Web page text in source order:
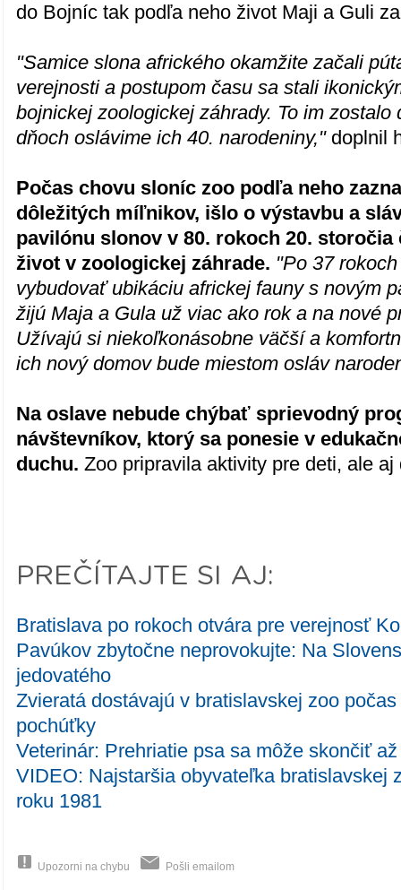
do Bojníc tak podľa neho život Maji a Guli
"Samice slona afrického okamžite začali
verejnosti a postupom času sa stali
bojnickej zoologickej záhrady. To im zostalo
dňoch oslávime ich 40. narodeniny," doplnil
Počas chovu sloníc zoo podľa neho
dôležitých míľnikov, išlo o výstavbu a
pavilónu slonov v 80. rokoch 20. storočia
život v zoologickej záhrade. "Po 37
vybudovať ubikáciu africkej fauny s novým
žijú Maja a Gula už viac ako rok a na nové
Užívajú si niekoľkonásobne väčší a
ich nový domov bude miestom osláv
Na oslave nebude chýbať sprievodný
návštevníkov, ktorý sa ponesie v
duchu. Zoo pripravila aktivity pre deti, ale aj
PREČÍTAJTE SI AJ:
Bratislava po rokoch otvára pre verejnosť
Pavúkov zbytočne neprovokujte: Na
jedovatého
Zvieratá dostávajú v bratislavskej zoo
pochúťky
Veterinár: Prehriatie psa sa môže skončiť
VIDEO: Najstaršia obyvateľka bratislavskej
roku 1981
Upozorni na chybu Pošli emailom